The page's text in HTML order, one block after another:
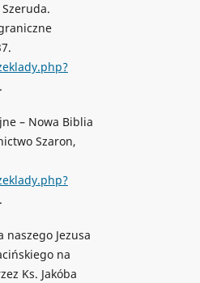
Szeruda.
– Nowa Biblia
Szaron,
naszego Jezusa
na
Ks. Jakóba